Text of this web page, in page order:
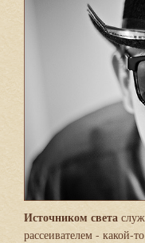
Источником света
рассеивателем - какой-